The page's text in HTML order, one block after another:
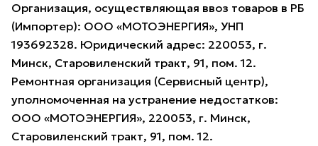
Организация, осуществляющая ввоз товаров в РБ
(Импортер): ООО «МОТОЭНЕРГИЯ», УНП
193692328. Юридический адрес: 220053, г.
Минск, Старовиленский тракт, 91, пом. 12.
Ремонтная организация (Сервисный центр),
уполномоченная на устранение недостатков:
ООО «МОТОЭНЕРГИЯ», 220053, г. Минск,
Старовиленский тракт, 91, пом. 12.